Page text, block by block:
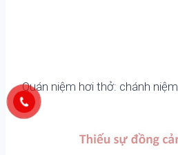
Quán niệm hơi thở: chánh niệm